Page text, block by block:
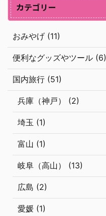
カテゴリー
おみやげ (11)
便利なグッズやツール (6)
国内旅行 (51)
兵庫（神戸） (2)
埼玉 (1)
富山 (1)
岐阜（高山） (13)
広島 (2)
愛媛 (1)